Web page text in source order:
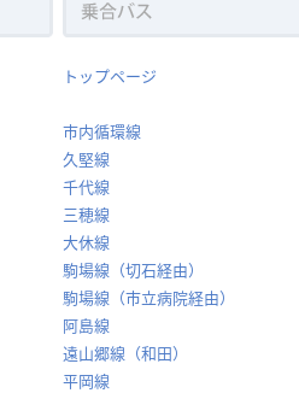
トップページ
市内循環線
久堅線
千代線
三穂線
大休線
駒場線（切石経由）
駒場線（市立病院経由）
阿島線
遠山郷線（和田）
平岡線